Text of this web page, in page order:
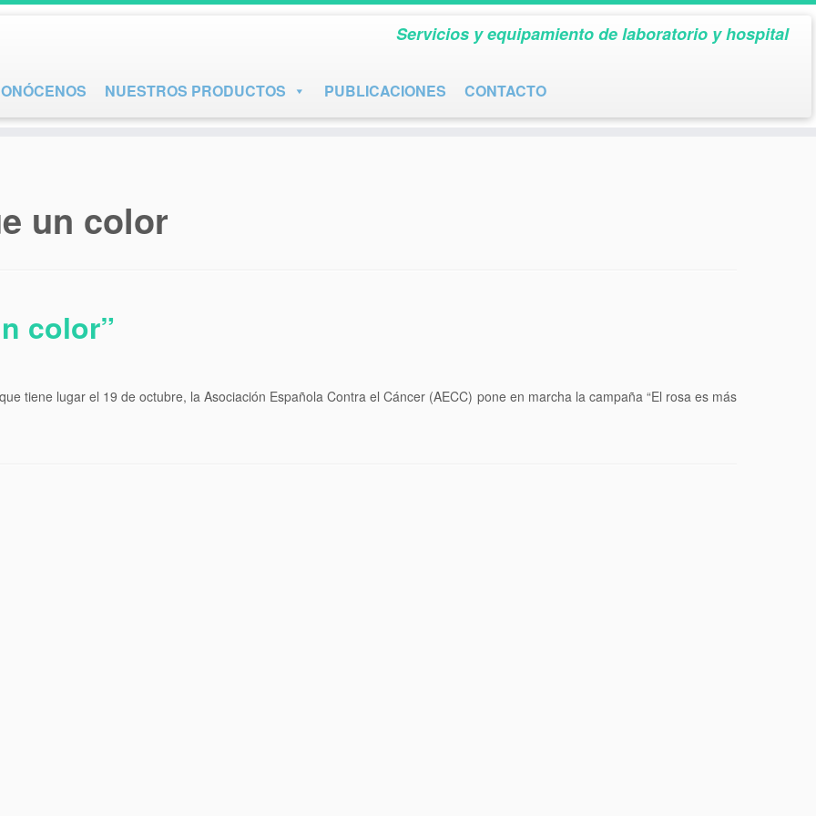
Servicios y equipamiento de laboratorio y hospital
NUESTROS PRODUCTOS PUBLICACIONES CONTACTO
un color
color”
tiene lugar el 19 de octubre, la Asociación Española Contra el Cáncer (AECC) pone en marcha la campaña “El rosa es más